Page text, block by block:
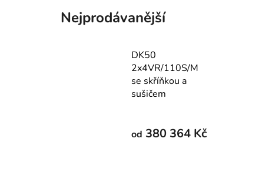
Nejprodávanější
DK50
2x4VR/110S/M
se skříňkou a
sušičem
od 380 364 Kč